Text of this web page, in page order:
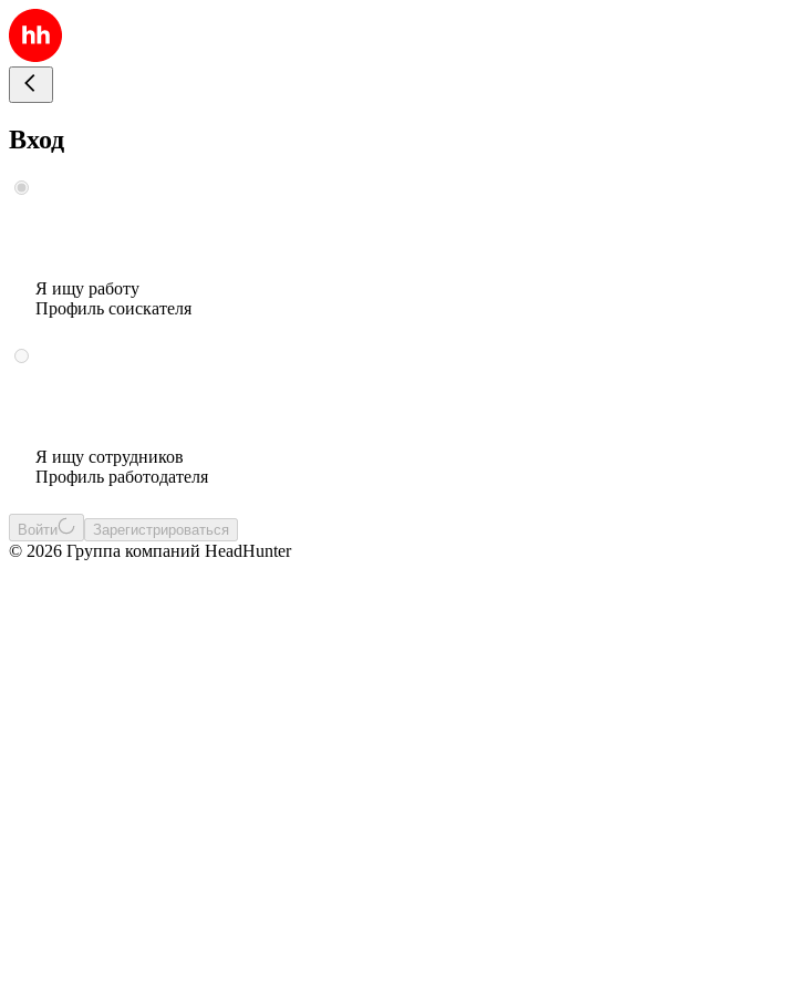
Вход
Я ищу работу
Профиль соискателя
Я ищу сотрудников
Профиль работодателя
Войти Зарегистрироваться
© 2026 Группа компаний HeadHunter